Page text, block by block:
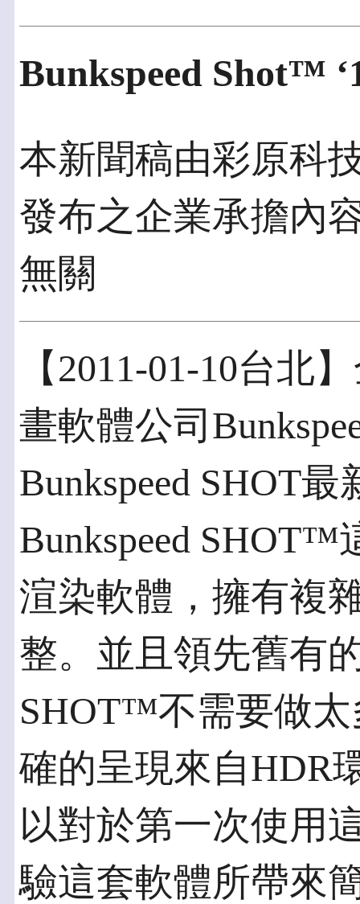
Bunkspeed Shot™
本新聞稿由彩原科
發布之企業承擔內
無關
【2011-01-10台北
畫軟體公司
Bunkspeed SHOT
Bunkspeed
渲染軟體，擁有複
整。並且領先舊有
SHOT™不需要做
確的呈現來自HDR
以對於第一次使用
驗這套軟體所帶來